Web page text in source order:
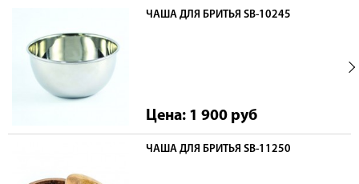
ЧАША ДЛЯ БРИТЬЯ SB-10245
Цена: 1 900 руб
ЧАША ДЛЯ БРИТЬЯ SB-11250